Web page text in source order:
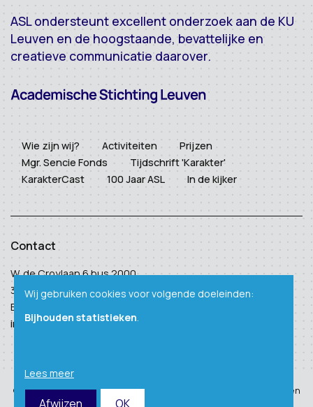
ASL ondersteunt excellent onderzoek aan de KU
Leuven en de hoogstaande, bevattelijke en
creatieve communicatie daarover.
Wie zijn wij? Activiteiten
Prijzen
Mgr. Sencie Fonds
Tijdschrift 'Karakter'
KarakterCast
100 Jaar ASL In de kijker
Contact
W. de Croylaan 6 bus 2000
3001 Heverlee
BTW: BE 0410 938 124
info@academischestichtingleuven.be
© Copyright 2026 – Academische Stichting Leuven – Alle rechten
Wij gebruiken cookies voor volgende doeleinden:
Bijhouden statistieken.
Lees meer
Afwijzen OK